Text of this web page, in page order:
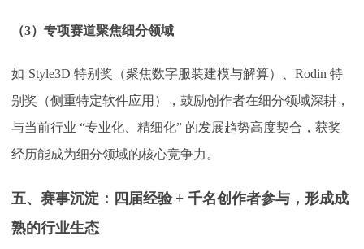
（3）专项赛道聚焦细分领域
如 Style3D 特别奖（聚焦数字服装建模与解算）、Rodin 特
别奖（侧重特定软件应用），鼓励创作者在细分领域深耕，
与当前行业 “专业化、精细化” 的发展趋势高度契合，获奖
经历能成为细分领域的核心竞争力。
五、赛事沉淀：四届经验 + 千名创作者参与，形成成
熟的行业生态